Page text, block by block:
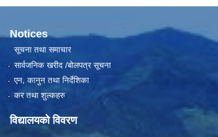
Notices
सूचना तथा समाचार
सार्वजनिक खरीद /बोलपत्र सूचना
एन, कानुन तथा निर्देशिका
कर तथा शुल्कहरु
विद्यालयको विवरण